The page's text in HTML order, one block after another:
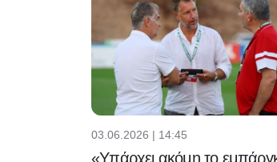
03.06.2026 | 14:45
«Υπάρχει ακόμη το